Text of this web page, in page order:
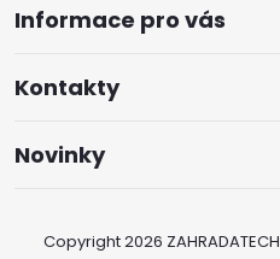
Informace pro vás
Kontakty
Novinky
Copyright 2026 ZAHRADATECH